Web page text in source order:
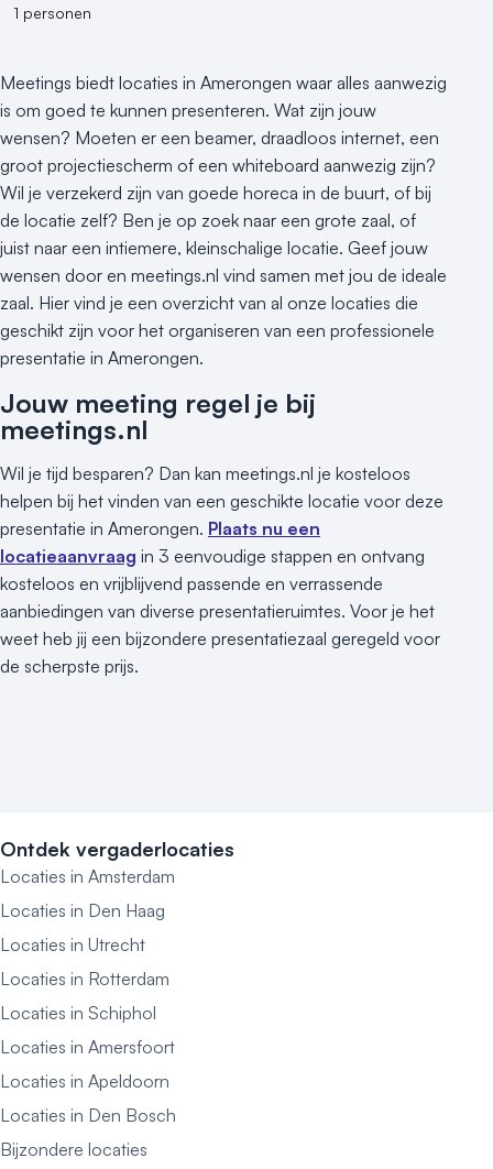
1 personen
Meetings biedt locaties in Amerongen waar alles aanwezig
is om goed te kunnen presenteren. Wat zijn jouw
wensen? Moeten er een beamer, draadloos internet, een
groot projectiescherm of een whiteboard aanwezig zijn?
Wil je verzekerd zijn van goede horeca in de buurt, of bij
de locatie zelf? Ben je op zoek naar een grote zaal, of
juist naar een intiemere, kleinschalige locatie. Geef jouw
wensen door en meetings.nl vind samen met jou de ideale
zaal. Hier vind je een overzicht van al onze locaties die
geschikt zijn voor het organiseren van een professionele
presentatie in Amerongen.
Jouw meeting regel je bij
meetings.nl
Wil je tijd besparen? Dan kan meetings.nl je kosteloos
helpen bij het vinden van een geschikte locatie voor deze
presentatie in Amerongen. Plaats nu een
locatieaanvraag in 3 eenvoudige stappen en ontvang
kosteloos en vrijblijvend passende en verrassende
aanbiedingen van diverse presentatieruimtes. Voor je het
weet heb jij een bijzondere presentatiezaal geregeld voor
de scherpste prijs.
Ontdek vergaderlocaties
Locaties in Amsterdam
Locaties in Den Haag
Locaties in Utrecht
Locaties in Rotterdam
Locaties in Schiphol
Locaties in Amersfoort
Locaties in Apeldoorn
Locaties in Den Bosch
Bijzondere locaties